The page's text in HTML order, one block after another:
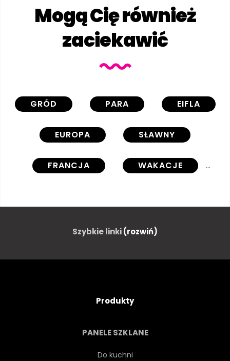
Mogą Cię również
zaciekawić
GRÓD PARA EIFLA
EUROPA SŁAWNY
FRANCJA WAKACJE
MIŁOŚĆ PARIS
DESZCZ DESZCZOWE
Szybkie linki(rozwiń)
Produkty
PANELE SZKLANE
Do kuchni